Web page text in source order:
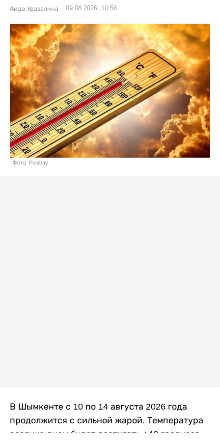
Аида Уразалина 09.08.2026, 10:56
Фото: Pixabay
В Шымкенте с 10 по 14 августа 2026 года
продолжится с сильной жарой. Температура
воздуха днем будет достигать +40 градусов,